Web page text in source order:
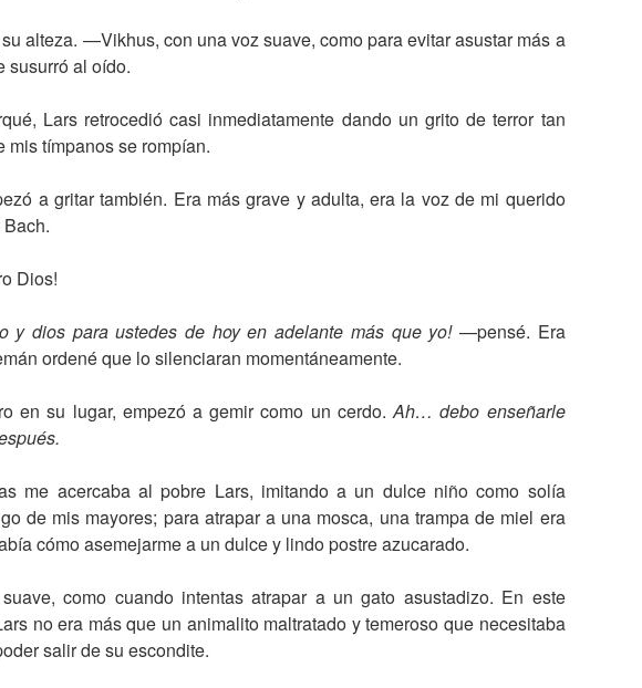
alteza. —Vikhus, con una voz suave, como para evitar asustar más a
susurró al oído.
Lars retrocedió casi inmediatamente dando un grito de terror tan
mis tímpanos se rompían.
a gritar también. Era más grave y adulta, era la voz de mi querido
Dios!
y dios para ustedes de hoy en adelante más que yo!—pensé. Era
ordené que lo silenciaran momentáneamente.
en su lugar, empezó a gemir como un cerdo.Ah… debo enseñarle
me acercaba al pobre Lars, imitando a un dulce niño como solía
de mis mayores; para atrapar a una mosca, una trampa de miel era
cómo asemejarme a un dulce y lindo postre azucarado.
como cuando intentas atrapar a un gato asustadizo. En este
no era más que un animalito maltratado y temeroso que necesitaba
salir de su escondite.